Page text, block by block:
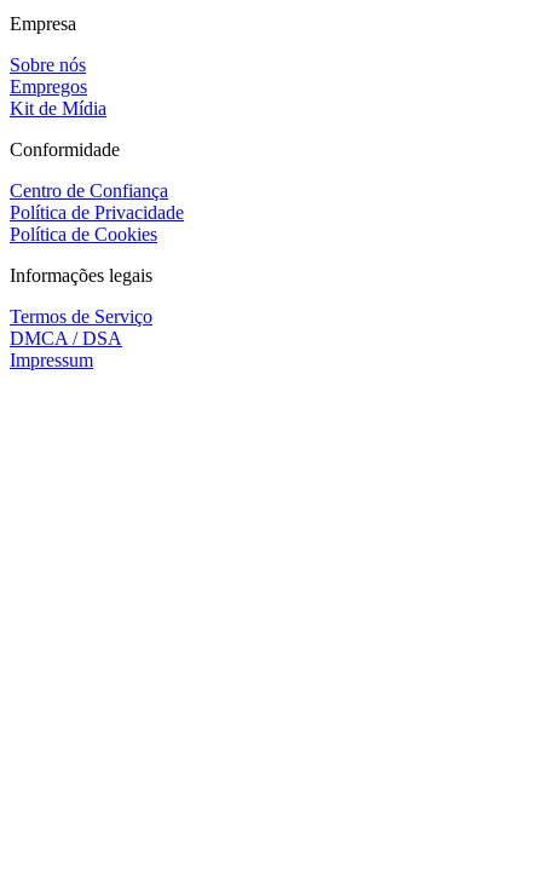
Empresa
Sobre nós
Empregos
Kit de Mídia
Conformidade
Centro de Confiança
Política de Privacidade
Política de Cookies
Informações legais
Termos de Serviço
DMCA / DSA
Impressum